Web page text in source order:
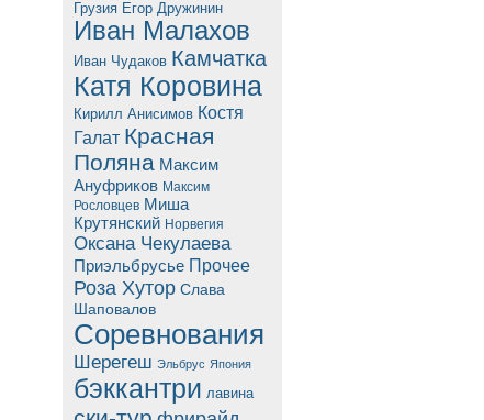
Грузия Егор Дружинин
Иван Малахов
Иван Чудаков Камчатка
Катя Коровина
Кирилл Анисимов Костя
Галат Красная
Поляна Максим
Ануфриков Максим
Рословцев Миша
Крутянский Норвегия
Оксана Чекулаева
Приэльбрусье Прочее
Роза Хутор Слава
Шаповалов
Соревнования
Шерегеш Эльбрус Япония
бэккантри лавина